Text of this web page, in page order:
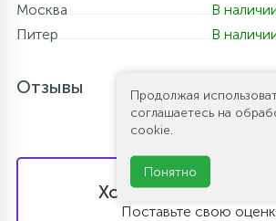
Москва
В
Питер
В
Отзывы
Хотите оставить
Поставьте свою
Продолжая
соглашаетесь на
cookie.
Понятно